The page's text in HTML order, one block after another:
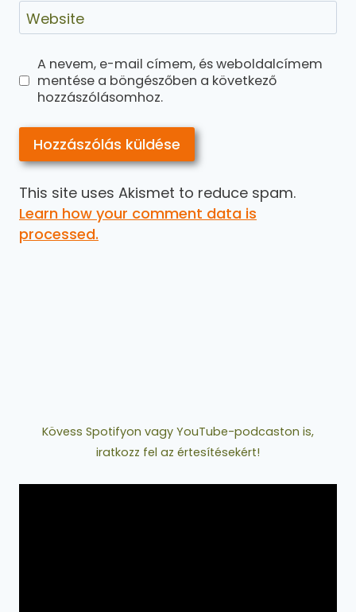
Website
A nevem, e-mail címem, és weboldalcímem
mentése a böngészőben a következő
hozzászólásomhoz.
This site uses Akismet to reduce spam.
Learn how your comment data is
processed.
Kövess Spotifyon vagy YouTube-podcaston is,
iratkozz fel az értesítésekért!